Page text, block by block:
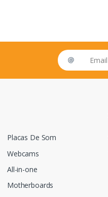
Email address
Placas De Som
Webcams
All-in-one
Motherboards